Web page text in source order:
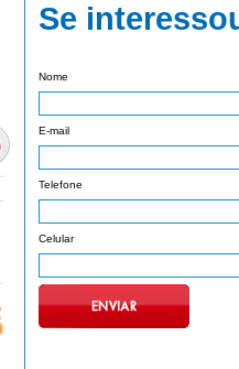
Se
Nome
E-mail
Telefone
Celular